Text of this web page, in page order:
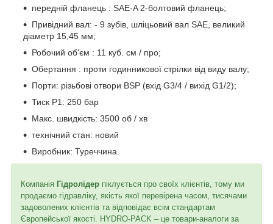
передній фланець : SAE-A 2-болтовий фланець;
Привідний вал: - 9 зубів, шліцьовий вал SAE, великий
діаметр 15,45 мм;
Робочий об'єм : 11 куб. см / про;
Обертання : проти годинникової стрілки від виду валу;
Порти: різьбові отвори BSP (вхід G3/4 / вихід G1/2);
Тиск P1: 250 бар
Макс. швидкість: 3500 об / хв
технічний стан: новий
Виробник: Туреччина.
Компанія Гідролідер піклується про своїх клієнтів, тому ми
продаємо гідравліку, якість якої перевірена часом, тисячами
задоволених клієнтів та відповідає всім стандартам
Європейської якості. HYDRO-PACK – це товари-аналоги за